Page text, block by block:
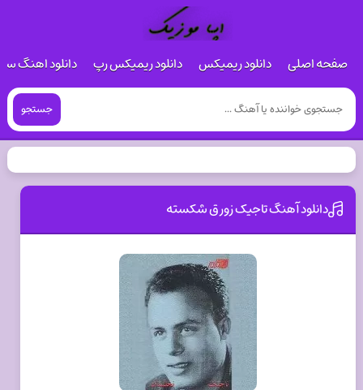
صفحه اصلی دانلود ریمیکس دانلود ریمیکس رپ دانلود اهنگ
جستجو
دانلود آهنگ تاجیک زورق شکسته